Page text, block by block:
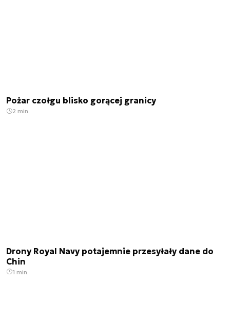
Pożar czołgu blisko gorącej granicy
2 min.
Drony Royal Navy potajemnie przesyłały dane do
Chin
1 min.